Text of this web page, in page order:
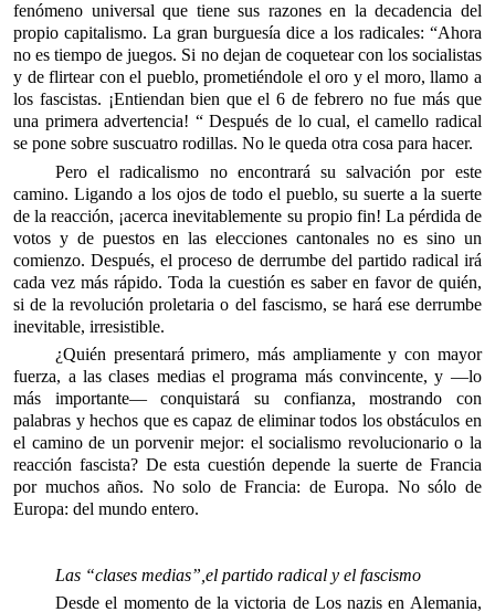
fenómeno universal que tiene sus razones en la decadencia del
propio capitalismo. La gran burguesía dice a los radicales: “Ahora
no es tiempo de juegos. Si no dejan de coquetear con los socialistas
y de flirtear con el pueblo, prometiéndole el oro y el moro, llamo a
los fascistas. ¡Entiendan bien que el 6 de febrero no fue más que
una primera advertencia! “ Después de lo cual, el camello radical
se pone sobre suscuatro rodillas. No le queda otra cosa para hacer.
Pero el radicalismo no encontrará su salvación por este
camino. Ligando a los ojos de todo el pueblo, su suerte a la suerte
de la reacción, ¡acerca inevitablemente su propio fin! La pérdida de
votos y de puestos en las elecciones cantonales no es sino un
comienzo. Después, el proceso de derrumbe del partido radical irá
cada vez más rápido. Toda la cuestión es saber en favor de quién,
si de la revolución proletaria o del fascismo, se hará ese derrumbe
inevitable, irresistible.
¿Quién presentará primero, más ampliamente y con mayor
fuerza, a las clases medias el programa más convincente, y —lo
más importante— conquistará su confianza, mostrando con
palabras y hechos que es capaz de eliminar todos los obstáculos en
el camino de un porvenir mejor: el socialismo revolucionario o la
reacción fascista? De esta cuestión depende la suerte de Francia
por muchos años. No solo de Francia: de Europa. No sólo de
Europa: del mundo entero.
Las “clases medias”,el partido radical y el fascismo
Desde el momento de la victoria de Los nazis en Alemania,